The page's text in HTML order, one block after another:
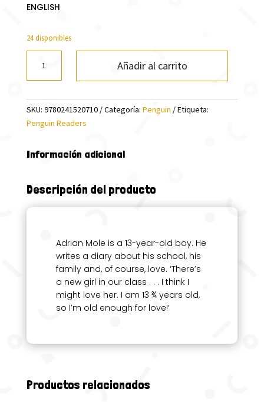
ENGLISH
24 disponibles
SECRET
DIARY
OF
ADRIAN
MOLE...
LEVEL
Añadir al carrito
SKU: 9780241520710 Categoría: Penguin
Etiqueta:
Penguin Readers
Información adicional
Descripción del producto
Adrian Mole is a 13-year-old boy. He
writes a diary about his school, his
family and, of course, love. ‘There’s
a new girl in our class . . . I think I
might love her. I am 13 ¾ years old,
so I’m old enough for love!’
Productos relacionados